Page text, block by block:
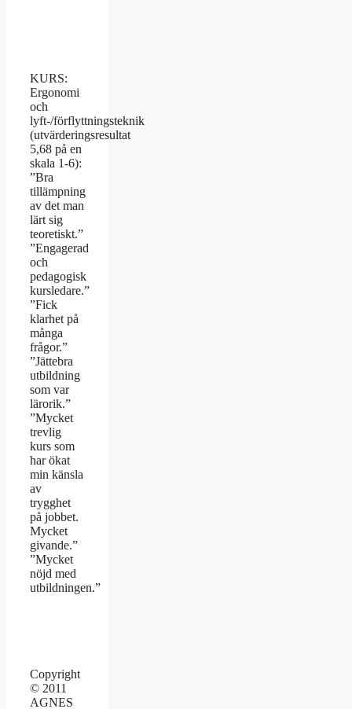
KURS:
Ergonomi
och
lyft-/förflyttningsteknik
(utvärderingsresultat
5,68 på en
skala 1-6):
”Bra
tillämpning
av det man
lärt sig
teoretiskt.”
”Engagerad
och
pedagogisk
kursledare.”
”Fick
klarhet på
många
frågor.”
”Jättebra
utbildning
som var
lärorik.”
”Mycket
trevlig
kurs som
har ökat
min känsla
av
trygghet
på jobbet.
Mycket
givande.”
”Mycket
nöjd med
utbildningen.”
Copyright
© 2011
AGNES